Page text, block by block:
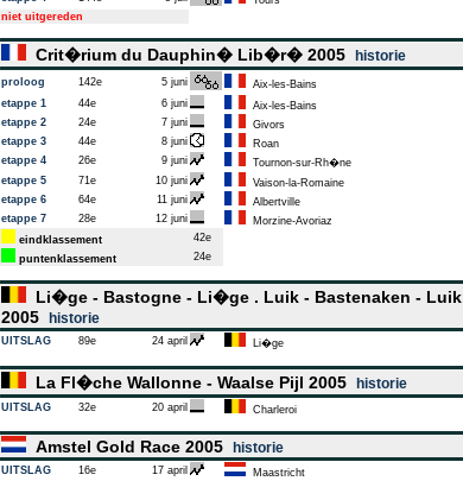
niet uitgereden
Crit�rium du Dauphin� Lib�r� 2005 historie
proloog 142e 5 juni Aix-les-Bains
etappe 1
44e 6 juni Aix-les-Bains
etappe 2
24e 7 juni Givors
etappe 3
44e 8 juni Roan
etappe 4
26e 9 juni Tournon-sur-Rh�ne
etappe 5
71e 10 juni Vaison-la-Romaine
etappe 6
64e 11 juni Albertville
etappe 7
28e 12 juni Morzine-Avoriaz
eindklassement
42e
puntenklassement
24e
Li�ge - Bastogne - Li�ge . Luik - Bastenaken - Luik
2005
historie
UITSLAG 89e 24 april Li�ge
La Fl�che Wallonne - Waalse Pijl 2005 historie
UITSLAG 32e 20 april Charleroi
Amstel Gold Race 2005 historie
UITSLAG 16e 17 april Maastricht